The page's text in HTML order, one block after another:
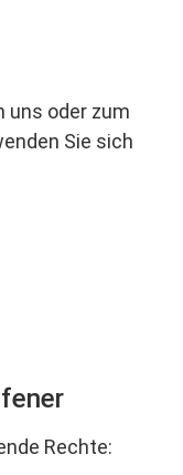
uns oder zum
Sie sich
Rechte: